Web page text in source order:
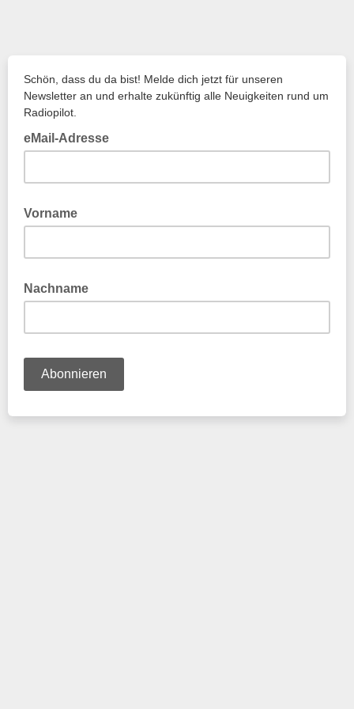
Schön, dass du da bist! Melde dich jetzt für unseren
Newsletter an und erhalte zukünftig alle Neuigkeiten rund um
Radiopilot.
eMail-Adresse
Vorname
Nachname